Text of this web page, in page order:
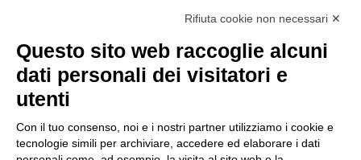
Rifiuta cookie non necessari ✕
Questo sito web raccoglie alcuni
dati personali dei visitatori e
utenti
Con il tuo consenso, noi e i nostri partner utilizziamo i cookie e
tecnologie simili per archiviare, accedere ed elaborare i dati